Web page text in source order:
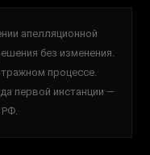
апелляционной
без изменения.
процессе.
первой инстанции —
РФ.